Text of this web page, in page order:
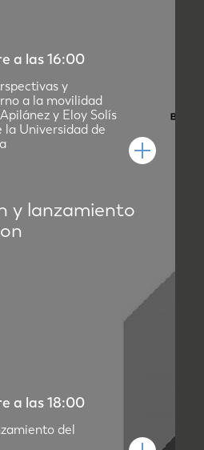
a las 16:00
y
a la movilidad
y Eloy Solís
la Universidad de
y lanzamiento
a las 18:00
del